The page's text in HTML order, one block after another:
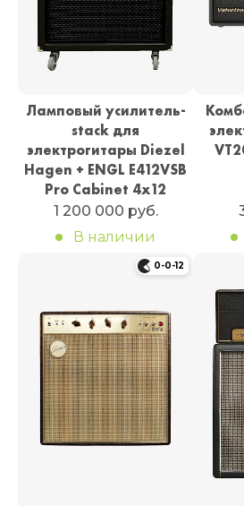
Ламповый усилитель-
stack для
электрогитары Diezel
Hagen + ENGL E412VSB
Pro Cabinet 4x12
1 200 000 руб.
В наличии
0-0-12